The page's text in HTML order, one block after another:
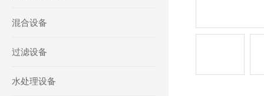
混合设备
过滤设备
水处理设备